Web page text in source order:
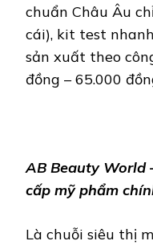
chuẩn Châu Âu
cái), kit test
sản xuất theo
đồng – 65.000
AB Beauty World
cấp mỹ phẩm
Là chuỗi siêu thị